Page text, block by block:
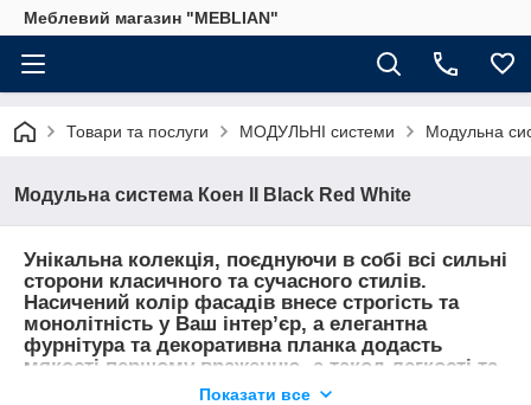
Меблевий магазин "MEBLIAN"
Товари та послуги МОДУЛЬНІ системи Модульна
Модульна система Коен ІІ Black Red White
Унікальна колекція, поєднуючи в собі всі сильні
сторони класичного та сучасного стилів.
Насичений колір фасадів внесе строгість та
монолітність у Ваш інтер’єр, а елегантна
фурнітура та декоративна планка додасть
мякості першому враженню, а такод легкості та
безтурботності. Також хочеться виділити таку
Показати все